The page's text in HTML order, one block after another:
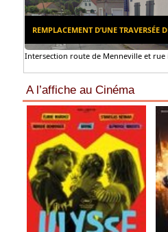
REMPLACEMENT D’UNE TRAVERSÉE
Intersection route de Menneville et rue
A l’affiche au Cinéma